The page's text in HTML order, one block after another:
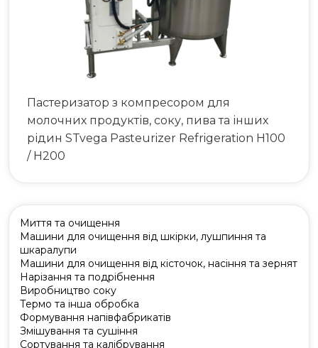
Пастеризатор з компресором для
молочних продуктів, соку, пива та інших
рідин STvega Рasteurizer Refrigeration H100
/ H200
Миття та очищення
Машини для очищення від шкірки, лушпиння та
шкаралупи
Машини для очищення від кісточок, насіння та зернят
Нарізання та подрібнення
Виробництво соку
Термо та інша обробка
Формування напівфабрикатів
Змішування та сушіння
Сортування та калібрування